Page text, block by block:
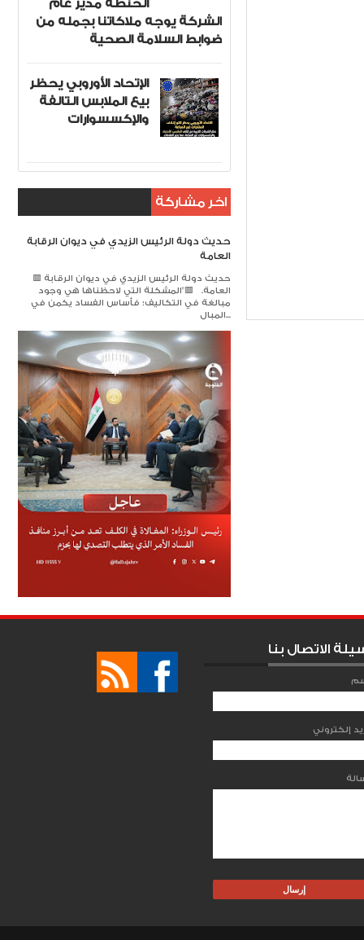
الشركة يوجه ملاكاتنا بجمله من
ضوابط السلامة الصحية
الإتحاد الأوروبي يحظر
بيع الملابس التالفة
والإكسسوارات
اخر مشاركة
حديث دولة الرئيس الزيدي في ديوان الرقابة
العامة
🟥 حديث دولة الرئيس الزيدي في ديوان الرقابة
العامة. 🟥​"المشكلة التي لاحظناها هي وجود
مبالغة في التكاليف؛ فأساس الفساد يكمن في
المبال...
الاتصال بنا